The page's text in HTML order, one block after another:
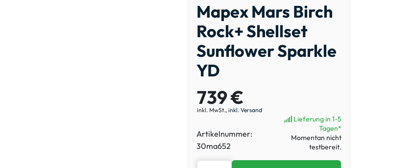
Mapex Mars Birch
Rock+ Shellset
Sunflower Sparkle
YD
739 €
inkl. MwSt., inkl. Versand
Artikelnummer:
30ma652
Lieferung in 1-5
Tagen*
Momentan nicht
testbereit.